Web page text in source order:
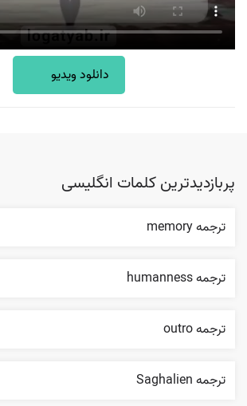
دانلود ویدیو
پربازدیدترین کلمات انگلیسی
ترجمه memory
ترجمه humanness
ترجمه outro
ترجمه Saghalien